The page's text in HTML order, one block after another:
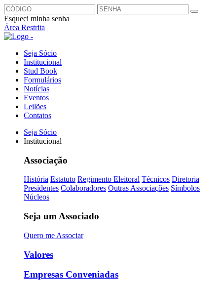
Esqueci minha senha
Área Restrita
Seja Sócio
Institucional
Stud Book
Formulários
Notícias
Eventos
Leilões
Contatos
Seja Sócio
Institucional
Associação
História Estatuto Regimento Eleitoral Técnicos Diretoria
Presidentes Colaboradores Outras Associações Símbolos
Núcleos
Seja um Associado
Quero me Associar
Valores
Empresas Conveniadas